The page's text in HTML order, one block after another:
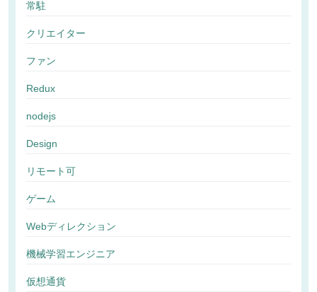
常駐
クリエイター
ファン
Redux
nodejs
Design
リモート可
ゲーム
Webディレクション
機械学習エンジニア
仮想通貨